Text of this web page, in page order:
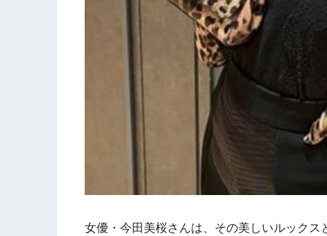
女優・今田美桜さんは、その美しいルック